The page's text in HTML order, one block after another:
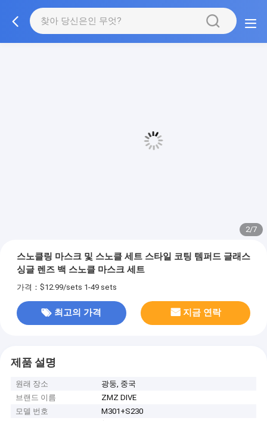
3/7
스노클링 마스크 및 스노클 세트 스타일 코팅 템퍼드 글래스
싱글 렌즈 백 스노클 마스크 세트
가격：$12.99/sets 1-49 sets
최고의 가격 지금 연락
제품 설명
원래 장소
광둥, 중국
브랜드 이름
ZMZ DIVE
모델 번호
M301+S230